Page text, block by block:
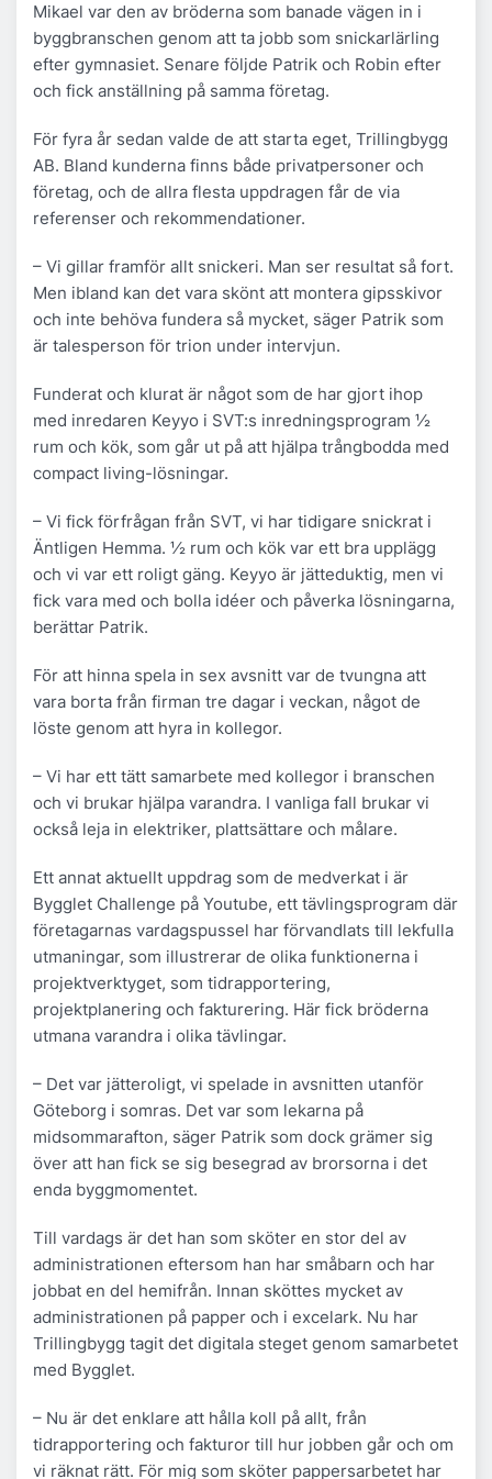
Mikael var den av bröderna som banade vägen in i
byggbranschen genom att ta jobb som snickarlärling
efter gymnasiet. Senare följde Patrik och Robin efter
och fick anställning på samma företag.
För fyra år sedan valde de att starta eget, Trillingbygg
AB. Bland kunderna finns både privatpersoner och
företag, och de allra flesta uppdragen får de via
referenser och rekommendationer.
– Vi gillar framför allt snickeri. Man ser resultat så fort.
Men ibland kan det vara skönt att montera gipsskivor
och inte behöva fundera så mycket, säger Patrik som
är talesperson för trion under intervjun.
Funderat och klurat är något som de har gjort ihop
med inredaren Keyyo i SVT:s inredningsprogram ½
rum och kök, som går ut på att hjälpa trångbodda med
compact living-lösningar.
– Vi fick förfrågan från SVT, vi har tidigare snickrat i
Äntligen Hemma. ½ rum och kök var ett bra upplägg
och vi var ett roligt gäng. Keyyo är jätteduktig, men vi
fick vara med och bolla idéer och påverka lösningarna,
berättar Patrik.
För att hinna spela in sex avsnitt var de tvungna att
vara borta från firman tre dagar i veckan, något de
löste genom att hyra in kollegor.
– Vi har ett tätt samarbete med kollegor i branschen
och vi brukar hjälpa varandra. I vanliga fall brukar vi
också leja in elektriker, plattsättare och målare.
Ett annat aktuellt uppdrag som de medverkat i är
Bygglet Challenge på Youtube, ett tävlingsprogram där
företagarnas vardagspussel har förvandlats till lekfulla
utmaningar, som illustrerar de olika funktionerna i
projektverktyget, som tidrapportering,
projektplanering och fakturering. Här fick bröderna
utmana varandra i olika tävlingar.
– Det var jätteroligt, vi spelade in avsnitten utanför
Göteborg i somras. Det var som lekarna på
midsommarafton, säger Patrik som dock grämer sig
över att han fick se sig besegrad av brorsorna i det
enda byggmomentet.
Till vardags är det han som sköter en stor del av
administrationen eftersom han har småbarn och har
jobbat en del hemifrån. Innan sköttes mycket av
administrationen på papper och i excelark. Nu har
Trillingbygg tagit det digitala steget genom samarbetet
med Bygglet.
– Nu är det enklare att hålla koll på allt, från
tidrapportering och fakturor till hur jobben går och om
vi räknat rätt. För mig som sköter pappersarbetet har